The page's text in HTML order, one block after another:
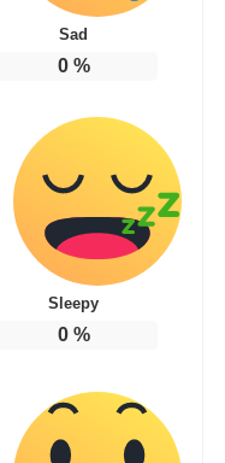
Sad
0%
Sleepy
0%